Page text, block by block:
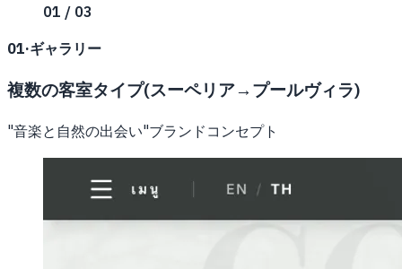
01 / 03
01·ギャラリー
複数の客室タイプ(スーペリア→プールヴィラ)
"音楽と自然の出会い"ブランドコンセプト